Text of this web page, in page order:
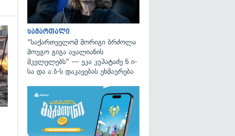
სამართალი
"საქართველომ მორიგი ბრძოლა
მოუგო გიგა ავალიანის
მკვლელებს" — ეკა კუპატაძე ნ.ი-
სა და ა.ბ-ს დაკავებას ეხმაურება